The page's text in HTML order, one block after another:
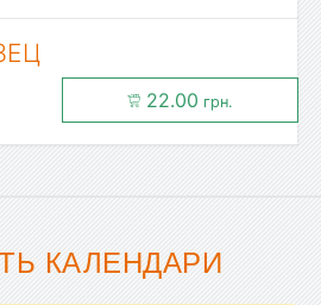
22.00 грн.
КАЛЕНДАРИ